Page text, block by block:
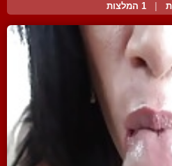
1 המלצות